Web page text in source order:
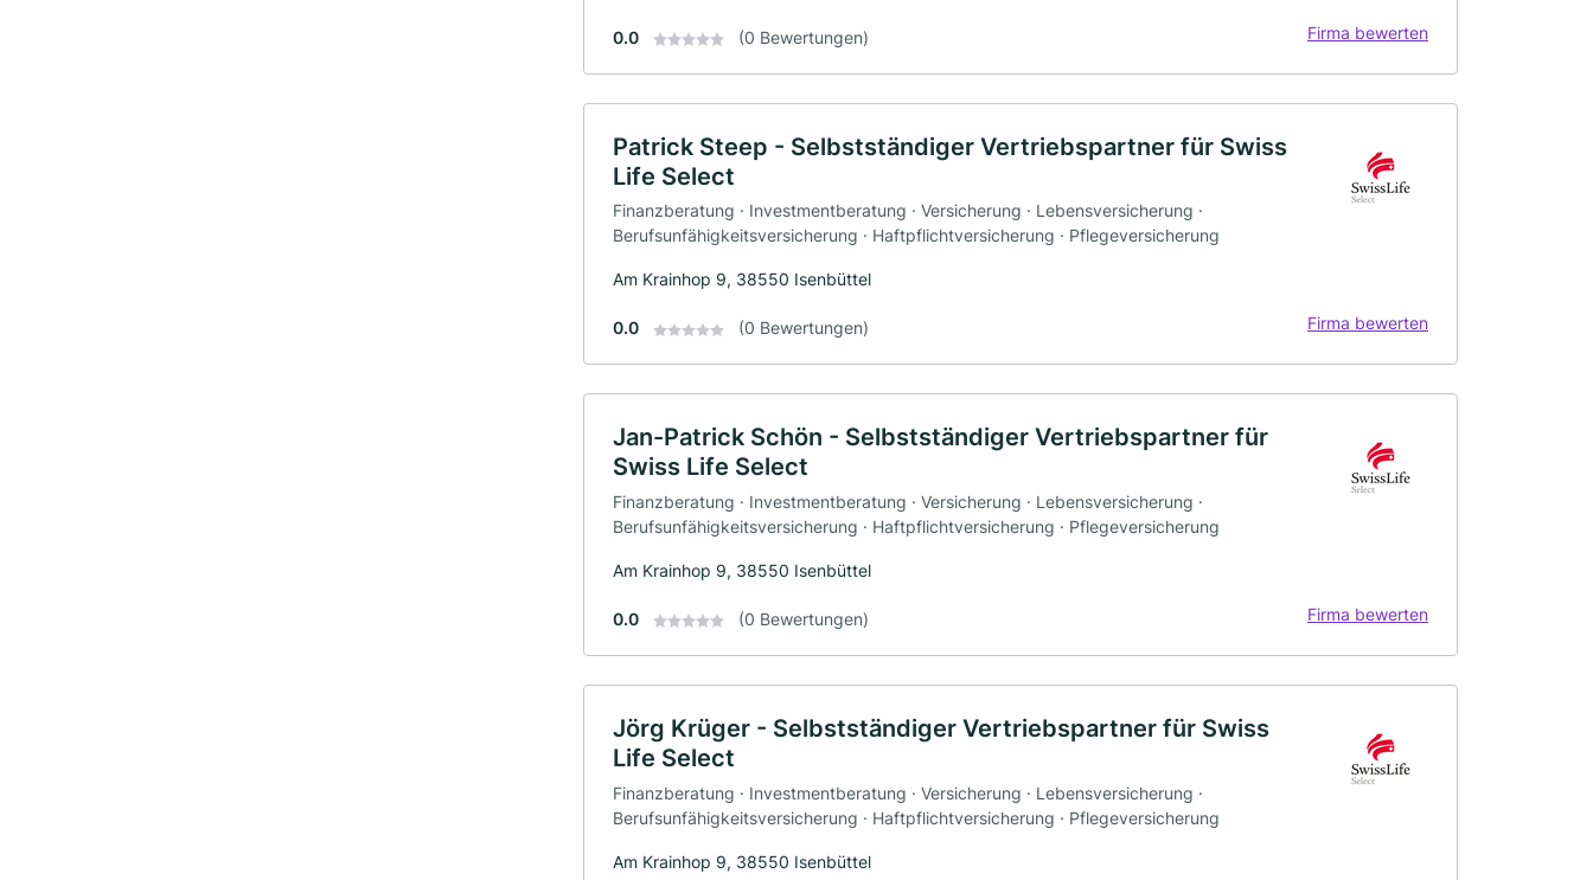
0.0 (0 Bewertungen) Firma bewerten
Patrick Steep - Selbstständiger Vertriebspartner für Swiss
Life Select
Finanzberatung · Investmentberatung · Versicherung · Lebensversicherung ·
Berufsunfähigkeitsversicherung · Haftpflichtversicherung · Pflegeversicherung
Am Krainhop 9, 38550 Isenbüttel
0.0 (0 Bewertungen) Firma bewerten
Jan-Patrick Schön - Selbstständiger Vertriebspartner für
Swiss Life Select
Finanzberatung · Investmentberatung · Versicherung · Lebensversicherung ·
Berufsunfähigkeitsversicherung · Haftpflichtversicherung · Pflegeversicherung
Am Krainhop 9, 38550 Isenbüttel
0.0 (0 Bewertungen) Firma bewerten
Jörg Krüger - Selbstständiger Vertriebspartner für Swiss
Life Select
Finanzberatung · Investmentberatung · Versicherung · Lebensversicherung ·
Berufsunfähigkeitsversicherung · Haftpflichtversicherung · Pflegeversicherung
Am Krainhop 9, 38550 Isenbüttel